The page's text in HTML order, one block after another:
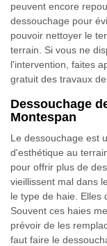
peuvent encore
dessouchage pour
pouvoir nettoyer le
terrain. Si vous ne
l'intervention, faites
gratuit des travaux
Dessouchage
Montespan
Le dessouchage est
d'esthétique au
pour offrir plus de
vieillissent mal dans
le type de haie. Elles
Souvent ces haies
prévoir de les
faut faire le